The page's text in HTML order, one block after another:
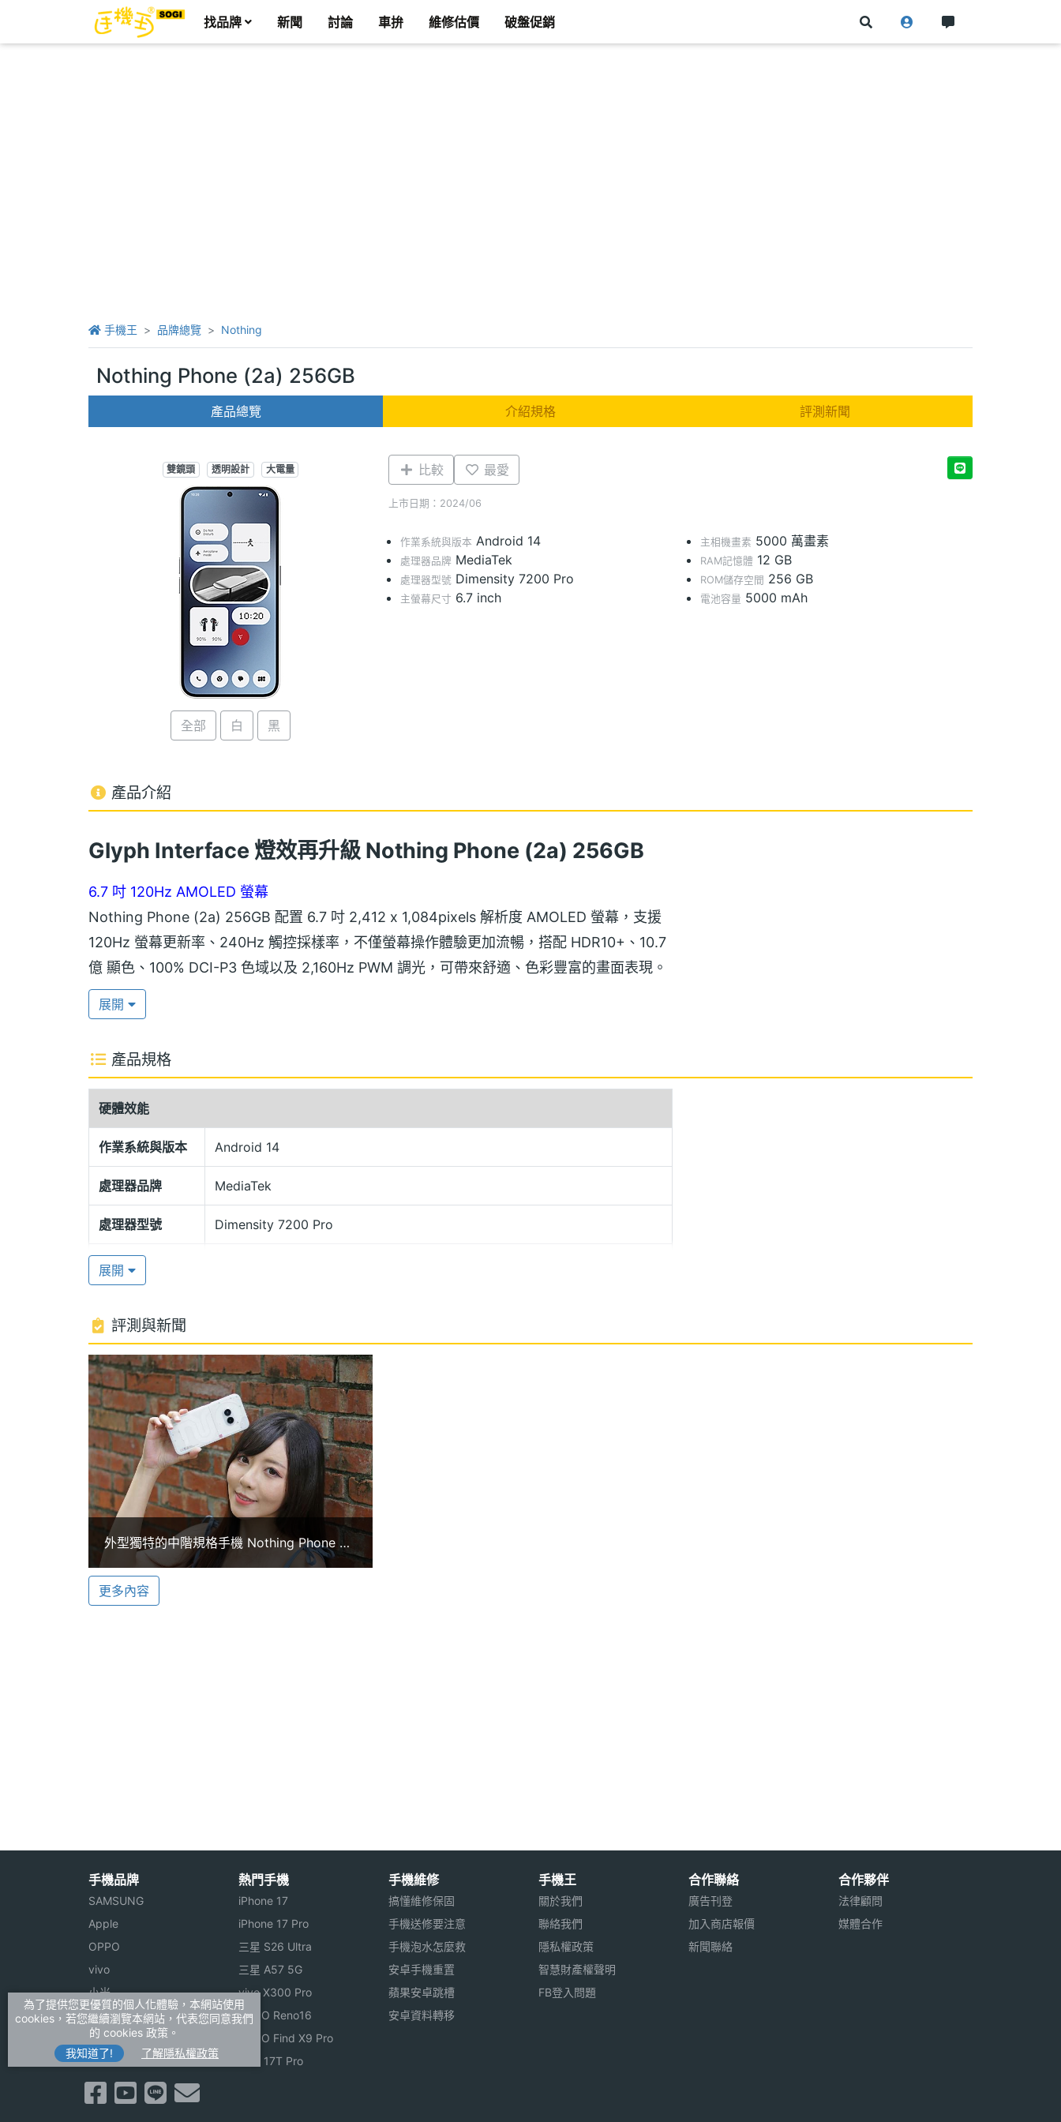
找品牌 新聞 討論 車拚 維修估價 破盤促銷
手機王 品牌總覽 Nothing
Nothing Phone (2a) 256GB
產品總覽 介紹規格 評測新聞
雙鏡頭 透明設計 大電量
全部 白 黑
比較 最愛
上市日期：2024/06
作業系統與版本 Android 14
處理器品牌 MediaTek
處理器型號 Dimensity 7200 Pro
主螢幕尺寸 6.7 inch
主相機畫素 5000 萬畫素
RAM記憶體 12 GB
ROM儲存空間 256 GB
電池容量 5000 mAh
產品介紹
Glyph Interface 燈效再升級 Nothing Phone (2a) 256GB
6.7 吋 120Hz AMOLED 螢幕
Nothing Phone (2a) 256GB 配置 6.7 吋 2,412 x 1,084pixels 解析度 AMOLED 螢幕，支援
120Hz 螢幕更新率、240Hz 觸控採樣率，不僅螢幕操作體驗更加流暢，搭配 HDR10+、10.7
億 顯色、100% DCI-P3 色域以及 2,160Hz PWM 調光，可帶來舒適、色彩豐富的畫面表現。
螢幕最高支援 1,300nits 峰值亮度，且具備螢幕指紋辨識。
Nothing Phone (2a) 256GB 採用不平衡感與流暢感手法，設計靈感有源自 Massimo
Vignelli 的紐約地鐵圖，整體風格連貫柔和，使用業界首創的 90° 無限背蓋，搭配經典透明設
計，提供舒適圓潤的手感表現，同時使用大量的再生素材取作成零組件。核心 Glyph
Interface 發光機背也有升級，擁有 15 個創新功能用戶還可以自定義燈效與音效，打造充滿
個人化特色的手機。
聯發科天璣 7200 Pro
Nothing Phone (2a) 256GB 運行 Android 14 作業系統、Nothing OS 2.5 操作介面，搭載
聯發科天璣 7200 Pro 八核心處理器 ，內建 12GB RAM／256GB ROM；具備 5G 雙卡雙待、
能與壽命。續航方面，擁有 5,000mAh 電池，採用 USB Type-C 規格，支援 45W 有線快
充。
5,000 萬畫素雙鏡頭
Nothing Phone (2a) 256GB 前置 3,200 萬畫素，後置 5,000 萬畫素主鏡頭＋5,000 萬畫素
超廣角鏡頭，主鏡頭具有 OIS 光學防手震， 並使用自家攝影演算法 TrueLens 引擎，並帶來
Ultra XDR、夜間模式、Motion Capture 動作抓拍、Portrait Optimiser 人像等模式，其中
Ultra XDR 模式與 Google 共同開發。會以 RAW 格式捕捉 8 幅不同曝光的照片，並調整每個
畫素的亮度高達 5 次，顯示最寫實色彩與對比。
◎ IP54 防塵防水等級
◎ 4,700mAh 電池
◎ 採用 USB Type-C 規格，支援 45W 有線快充
※本文為 SOGI 手機王版權所有，未經授權不得轉載使用※
展開
產品規格
硬體效能
作業系統與版本 Android 14
處理器品牌 MediaTek
處理器型號 Dimensity 7200 Pro
處理器時脈
RAM記憶體 12 GB
ROM儲存空間 256 GB
電池容量 5000 mAh
顯示螢幕
主螢幕尺寸 6.7 inch
主螢幕解析度 2412x1084 pixels
主螢幕像素密度 395 ppi
主相機畫素 5000 萬畫素
主相機感光元件 CMOS
主相機光圈F
展開
評測與新聞
外型獨特的中階規格手機 Nothing Phone 2a
開箱跑分
更多內容
手機品牌
SAMSUNG
Apple
OPPO
vivo
小米
ASUS
Sony
realme
熱門手機
iPhone 17
iPhone 17 Pro
三星 S26 Ultra
三星 A57 5G
vivo X300 Pro
OPPO Reno16
OPPO Find X9 Pro
小米 17T Pro
手機維修
搞懂維修保固
手機送修要注意
手機泡水怎麼救
安卓手機重置
蘋果安卓跳槽
安卓資料轉移
手機王
關於我們
聯絡我們
隱私權政策
智慧財產權聲明
FB登入問題
合作聯絡
廣告刊登
加入商店報價
新聞聯絡
合作夥伴
法律顧問
媒體合作
為了提供您更優質的個人化體驗，本網站使用
cookies，若您繼續瀏覽本網站，代表您同意我們
的 cookies 政策。
我知道了!
了解隱私權政策